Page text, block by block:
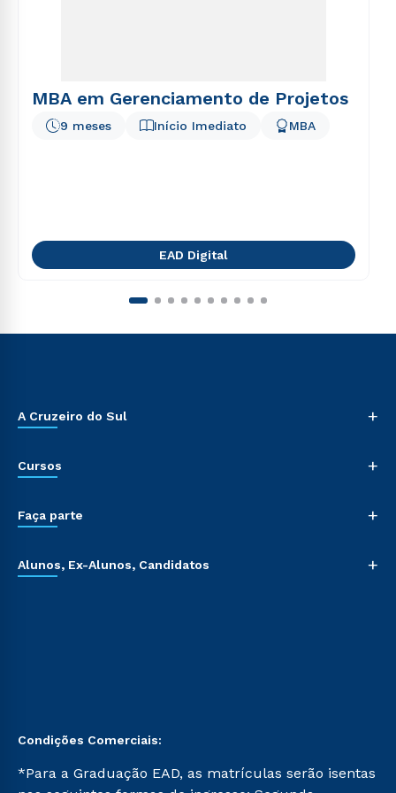
MBA em Gerenciamento de Projetos
Início Imediato
9 meses MBA
EAD Digital
A Cruzeiro do Sul +
Cursos +
Faça parte +
Alunos, Ex-Alunos, Candidatos +
Condições Comerciais:
*Para a Graduação EAD, as matrículas serão isentas